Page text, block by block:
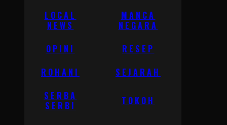
LOCAL
NEWS
MANCA
NEGARA
OPINI
RESEP
ROHANI
SEJARAH
SERBA
SERBI
TOKOH